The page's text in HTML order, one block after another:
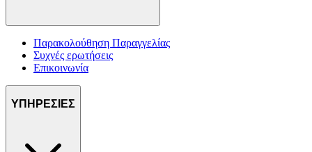
Παρακολούθηση Παραγγελίας
Συχνές ερωτήσεις
Επικοινωνία
ΥΠΗΡΕΣΙΕΣ